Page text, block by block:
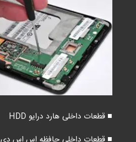
■ قطعات داخلی هارد درایو HDD